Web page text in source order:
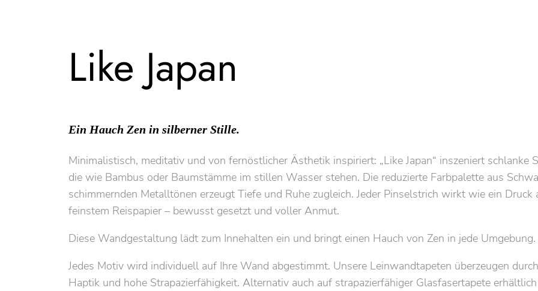
Like Japan
Ein Hauch Zen in silberner Stille.
Minimalistisch, meditativ und von fernöstlicher Ästhetik inspiriert: „Like Japan“ inszeniert schlanke
die wie Bambus oder Baumstämme im stillen Wasser stehen. Die reduzierte Farbpalette aus
schimmernden Metalltönen erzeugt Tiefe und Ruhe zugleich. Jeder Pinselstrich wirkt wie ein Druck
feinstem Reispapier – bewusst gesetzt und voller Anmut.
Diese Wandgestaltung lädt zum Innehalten ein und bringt einen Hauch von Zen in jede Umgebung.
Jedes Motiv wird individuell auf Ihre Wand abgestimmt. Unsere Leinwandtapeten überzeugen
Haptik und hohe Strapazierfähigkeit. Alternativ auch auf strapazierfähiger Glasfasertapete